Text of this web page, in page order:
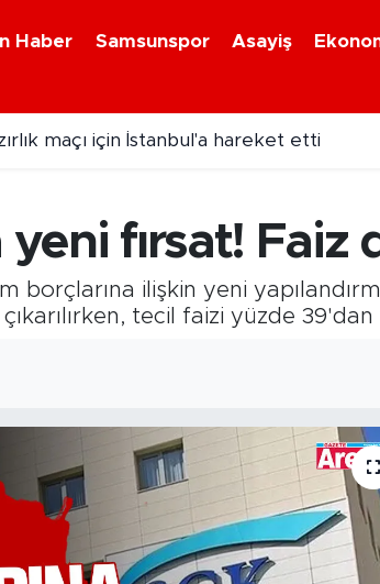
Haber Samsunspor Asayiş
maçı için İstanbul'a hareket etti
yeni fırsat! Faiz
borçlarına ilişkin yeni
tecil faizi yüzde